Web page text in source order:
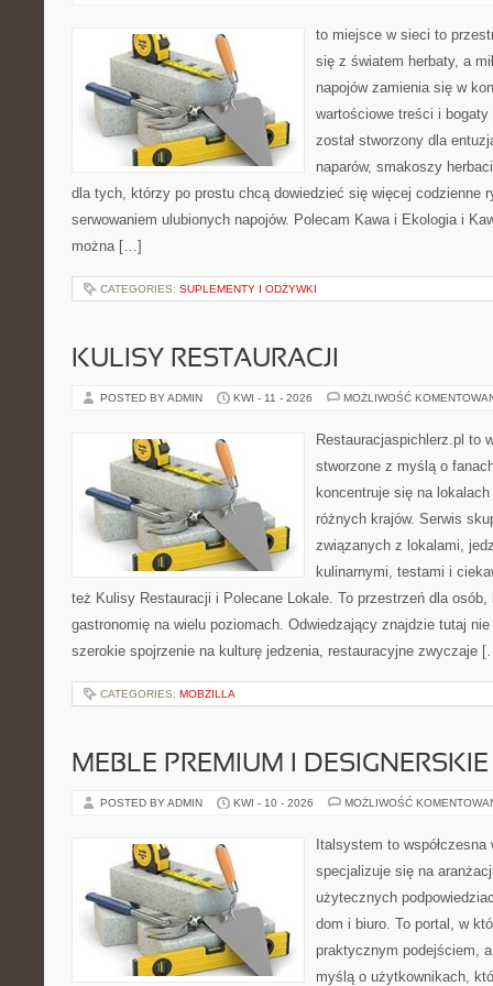
to miejsce w sieci to
się z światem herbaty, a
napojów zamienia się w
wartościowe treści i
został stworzony dla
naparów, smakoszy
dla tych, którzy po prostu chcą dowiedzieć się więcej codzienne
serwowaniem ulubionych napojów. Polecam Kawa i Ekologia i
można […]
CATEGORIES: SUPLEMENTY I ODŻYWKI
KULISY RESTAURACJI
POSTED BY ADMIN KWI - 11 - 2026 MOŻLIWOŚĆ
Restauracjaspichlerz.pl to
stworzone z myślą o
koncentruje się na
różnych krajów. Serwis
związanych z lokalami,
kulinarnymi, testami i
też Kulisy Restauracji i Polecane Lokale. To przestrzeń dla
gastronomię na wielu poziomach. Odwiedzający znajdzie tutaj
szerokie spojrzenie na kulturę jedzenia, restauracyjne zwyczaje
CATEGORIES: MOBZILLA
MEBLE PREMIUM I DESIGNERSKIE
POSTED BY ADMIN KWI - 10 - 2026 MOŻLIWOŚĆ
Italsystem to
specjalizuje się na
użytecznych
dom i biuro. To portal, w
praktycznym podejściem,
myślą o użytkownikach,